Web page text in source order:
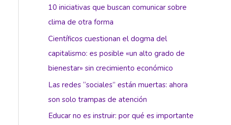
10 iniciativas que buscan comunicar sobre
clima de otra forma
Científicos cuestionan el dogma del
capitalismo: es posible «un alto grado de
bienestar» sin crecimiento económico
Las redes “sociales” están muertas: ahora
son solo trampas de atención
Educar no es instruir: por qué es importante